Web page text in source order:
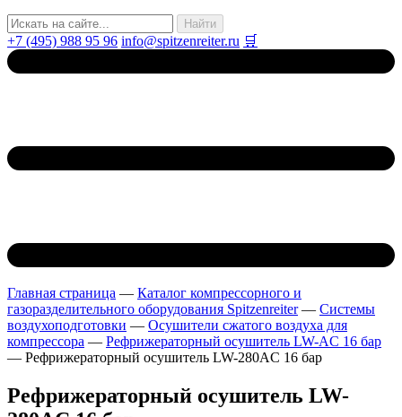
+7 (495) 988 95 96 info@spitzenreiter.ru 🛒
Главная страница — Каталог компрессорного и
газоразделительного оборудования Spitzenreiter— Системы
воздухоподготовки — Осушители сжатого воздуха для
компрессора — Рефрижераторный осушитель LW-AC 16 бар
— Рефрижераторный осушитель LW-280AC 16 бар
Рефрижераторный осушитель LW-